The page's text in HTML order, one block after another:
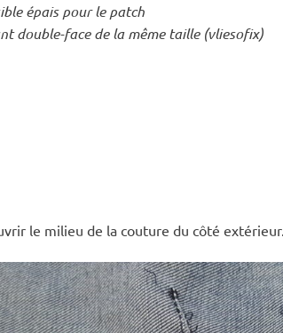
épais pour le patch
double-face de la même taille (vliesofix)
le milieu de la couture du côté extérieur.